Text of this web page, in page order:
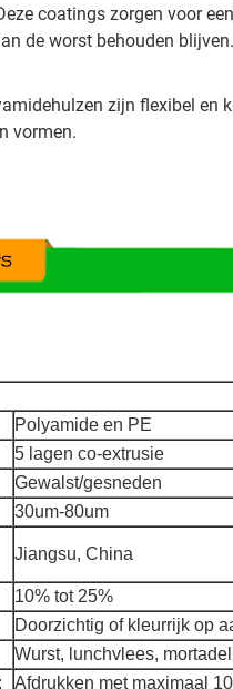
coatings zorgen voor
de worst behouden blijven.
zijn flexibel en
vormen.
Polyamide en PE
5 lagen co-extrusie
Gewalst/gesneden
30um-80um
Jiangsu, China
10% tot 25%
Doorzichtig of kleurrijk op
Wurst, lunchvlees,
Afdrukken met maximaal